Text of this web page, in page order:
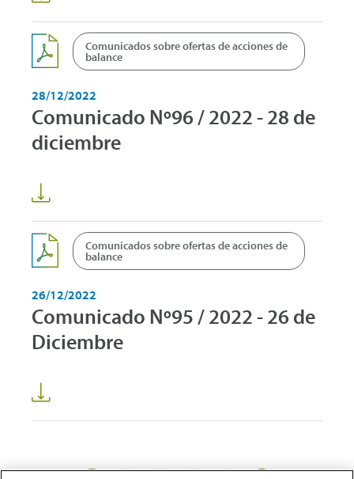
Comunicados sobre ofertas de acciones de
balance
28/12/2022
Comunicado Nº96 / 2022 - 28 de
diciembre
Comunicados sobre ofertas de acciones de
balance
26/12/2022
Comunicado Nº95 / 2022 - 26 de
Diciembre